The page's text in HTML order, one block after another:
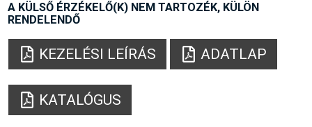
A KÜLSŐ ÉRZÉKELŐ(K) NEM TARTOZÉK, KÜLÖN
RENDELENDŐ
KEZELÉSI LEÍRÁS ADATLAP
KATALÓGUS